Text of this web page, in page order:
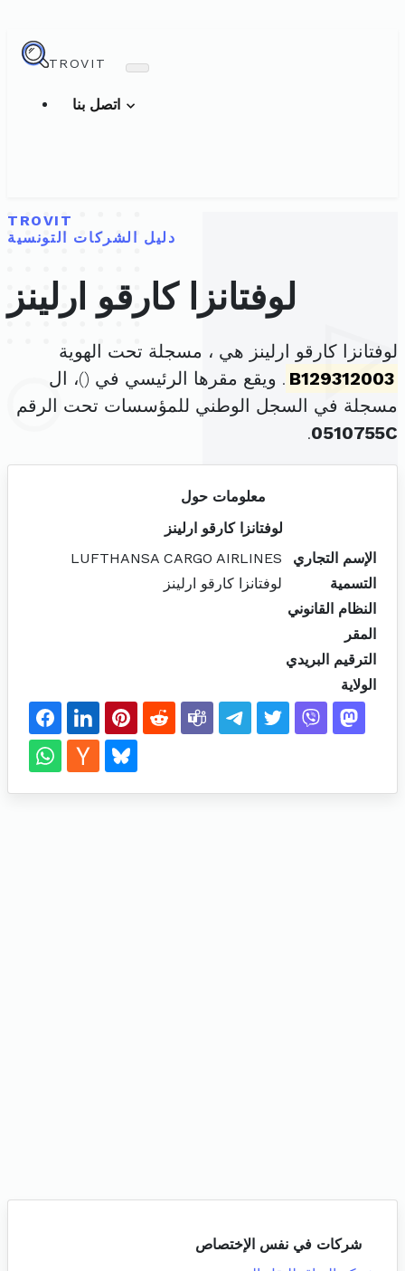
TROVIT
TROVIT
دليل الشركات التونسية
لوفتانزا كارقو ارلينز
لوفتانزا كارقو ارلينز هي ، مسجلة تحت الهوية
B129312003 . ويقع مقرها الرئيسي في ()، ال
مسجلة في السجل الوطني للمؤسسات تحت الرقم
0510755C
.
معلومات حول
لوفتانزا كارقو ارلينز
الإسم التجاري
LUFTHANSA CARGO AIRLINES
التسمية
لوفتانزا كارقو ارلينز
النظام القانوني
المقر
الترقيم البريدي
الولاية
شركات في نفس الإختصاص